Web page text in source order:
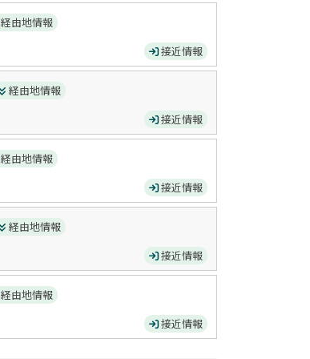
経由地情報
接近情報
経由地情報
接近情報
経由地情報
接近情報
経由地情報
接近情報
経由地情報
接近情報